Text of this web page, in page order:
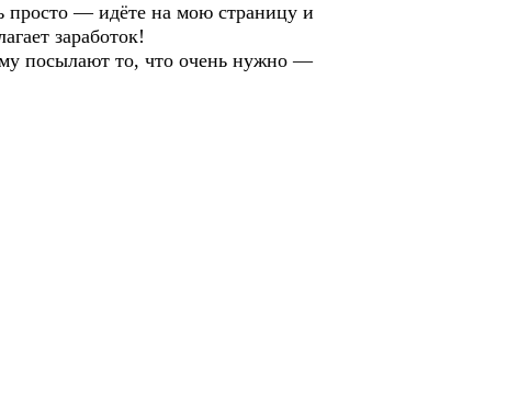
просто — идёте на мою страницу и
заработок!
посылают то, что очень нужно —